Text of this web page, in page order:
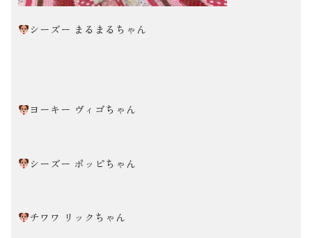
シーズー まるまるちゃん
ヨーキー ヴィゴちゃん
シーズー ポッピちゃん
チワワ リックちゃん